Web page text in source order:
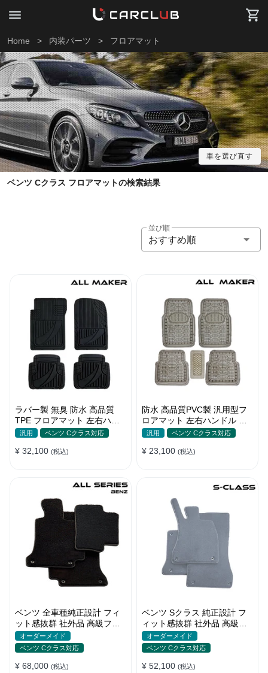
Home > 内装パーツ > フロアマット
車を選び直す
ベンツ Cクラス フロアマットの検索結果
並び順
おすすめ順
ラバー製 無臭 防水 高品質
TPE フロアマット 左右ハン
ドル 厚手 汚れ防止 DIY
汎用 ベンツ Cクラス対応
¥ 32,100 (税込)
防水 高品質PVC製 汎用型フ
ロアマット 左右ハンドル 汚
れ防止 DIY 滑り防止 耐久
汎用 ベンツ Cクラス対応
¥ 23,100 (税込)
ベンツ 全車種純正設計 フィ
ット感抜群 社外品 高級フロ
アマット 左右ハンドル 張替
え
オーダーメイド
ベンツ Cクラス対応
¥ 68,000 (税込)
ベンツ Sクラス 純正設計 フ
ィット感抜群 社外品 高級フ
ロアマット 左右ハンドル 張
替え
オーダーメイド
ベンツ Cクラス対応
¥ 52,100 (税込)